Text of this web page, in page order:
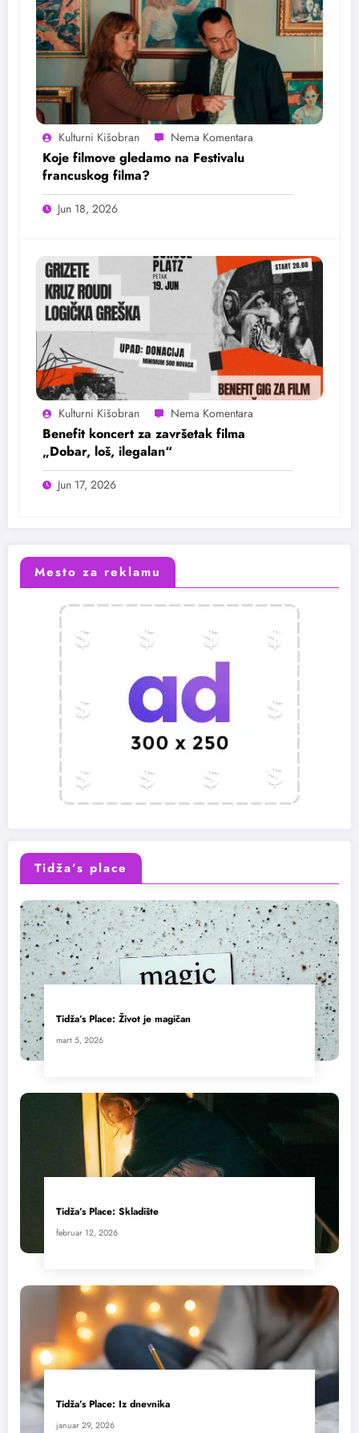
Kulturni Kišobran
Koje filmove gledamo na Festivalu
francuskog filma?
Jun 18, 2026
Kulturni Kišobran
Benefit koncert za završetak filma
„Dobar, loš, ilegalan“
Jun 17, 2026
Mesto za reklamu
Tidža’s place
Tidža’s Place: Život je magičan
mart 5, 2026
Tidža’s Place: Skladište
februar 12, 2026
Tidža’s Place: Iz dnevnika
januar 29, 2026